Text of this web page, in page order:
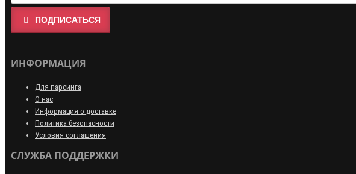
ПОДПИСАТЬСЯ
ИНФОРМАЦИЯ
Для парсинга
О нас
Информация о доставке
Политика безопасности
Условия соглашения
СЛУЖБА ПОДДЕРЖКИ